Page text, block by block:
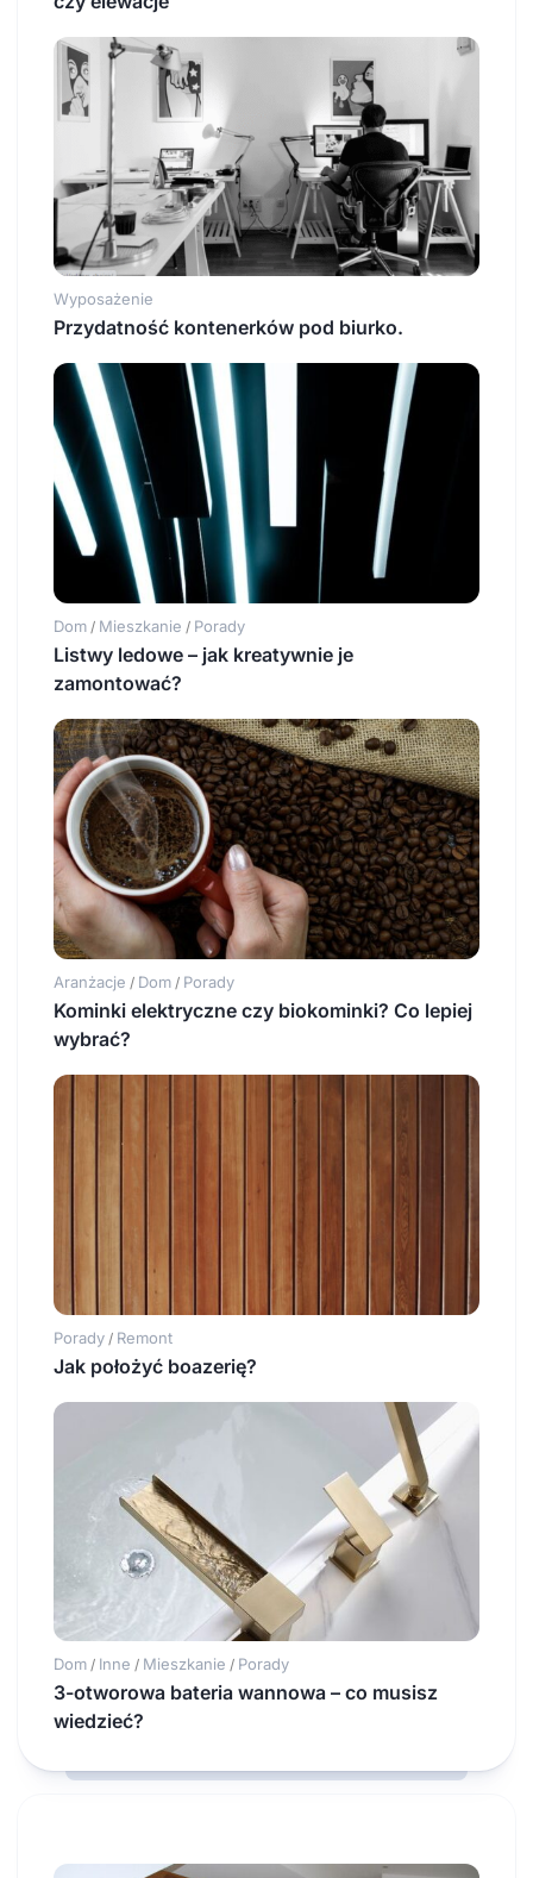
Wyposażenie
Przydatność kontenerków pod biurko.
Dom / Mieszkanie / Porady
Listwy ledowe – jak kreatywnie je
zamontować?
Aranżacje / Dom / Porady
Kominki elektryczne czy biokominki? Co lepiej
wybrać?
Porady / Remont
Jak położyć boazerię?
Dom / Inne / Mieszkanie / Porady
3-otworowa bateria wannowa – co musisz
wiedzieć?